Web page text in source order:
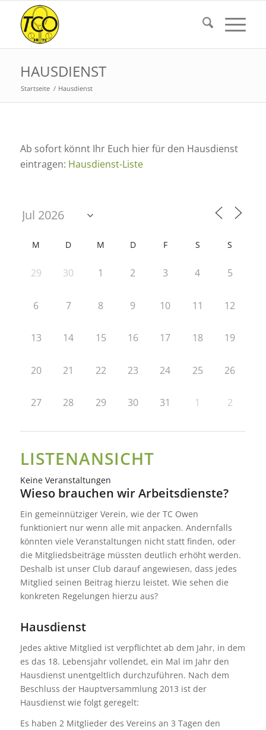
HAUSDIENST
Startseite / Hausdienst
Ab sofort könnt Ihr Euch hier für den Hausdienst
eintragen: Hausdienst-Liste
M D M D F S S
29 30 1 2 3 4 5
6 7 8 9 10 11 12
13 14 15 16 17 18 19
20 21 22 23 24 25 26
27 28 29 30 31 1 2
LISTENANSICHT
Keine Veranstaltungen
Wieso brauchen wir Arbeitsdienste?
Ein gemeinnütziger Verein, wie der TC Owen
funktioniert nur wenn alle mit anpacken. Andernfalls
könnten viele Veranstaltungen nicht statt finden, oder
die Mitgliedsbeiträge müssten deutlich erhöht werden.
Deshalb ist unser Club darauf angewiesen, dass jedes
Mitglied seinen Beitrag hierzu leistet. Wie sehen die
konkreten Regelungen hierzu aus?
Hausdienst
Jedes aktive Mitglied ist verpflichtet ab dem Jahr, in dem
es das 18. Lebensjahr vollendet, ein Mal im Jahr den
Hausdienst unentgeltlich durchzuführen. Nach dem
Beschluss der Hauptversammlung 2013 ist der
Hausdienst wie folgt geregelt:
Es haben 2 Mitglieder des Vereins an 3 Tagen den